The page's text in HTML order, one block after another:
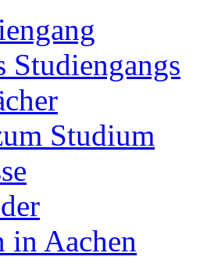
Studiengangs
Studium
in Aachen